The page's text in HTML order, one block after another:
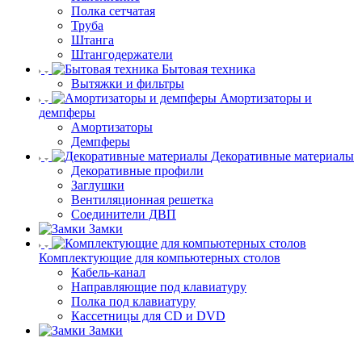
Полка сетчатая
Труба
Штанга
Штангодержатели
Бытовая техника
Вытяжки и фильтры
Амортизаторы и
демпферы
Амортизаторы
Демпферы
Декоративные материалы
Декоративные профили
Заглушки
Вентиляционная решетка
Соединители ДВП
Замки
Комплектующие для компьютерных столов
Кабель-канал
Направляющие под клавиатуру
Полка под клавиатуру
Кассетницы для CD и DVD
Замки